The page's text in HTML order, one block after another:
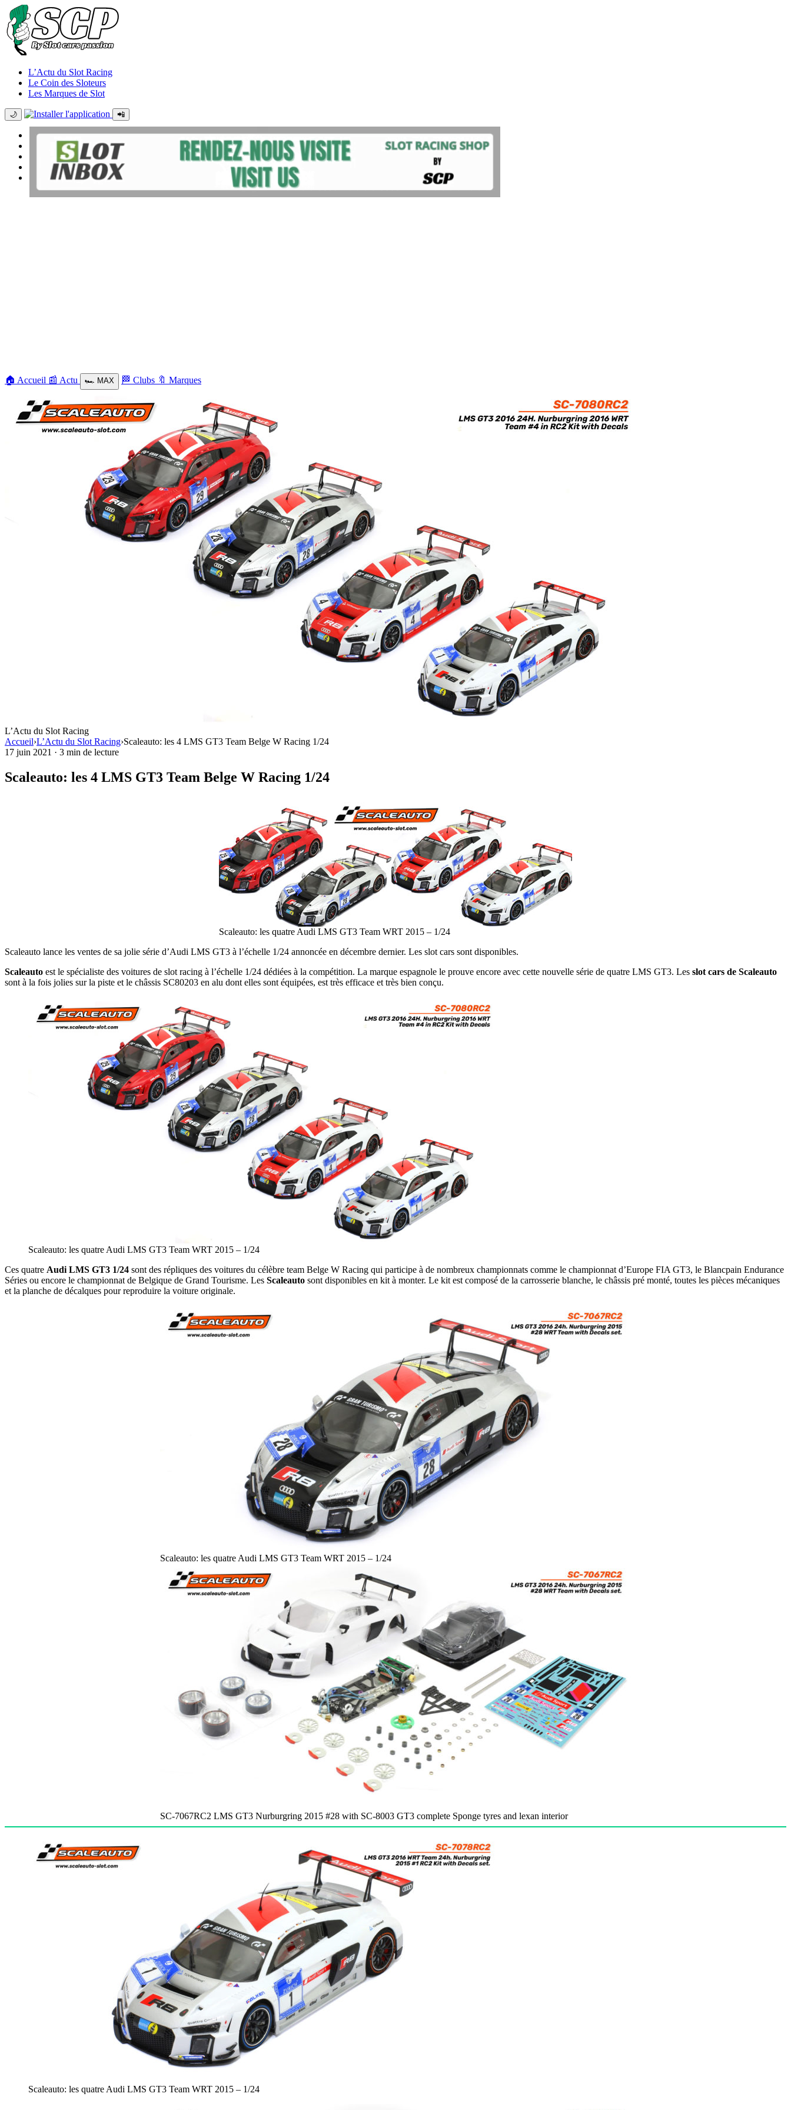
L’Actu du Slot Racing
Le Coin des Sloteurs
Les Marques de Slot
🌙 📲
🏠 Accueil 📰 Actu 🏎️ MAX 🏁 Clubs 🔖 Marques
L’Actu du Slot Racing
Accueil›L’Actu du Slot Racing›Scaleauto: les 4 LMS GT3 Team Belge W Racing 1/24
17 juin 2021 · 3 min de lecture
Scaleauto: les 4 LMS GT3 Team Belge W Racing 1/24
Scaleauto: les quatre Audi LMS GT3 Team WRT 2015 – 1/24
Scaleauto lance les ventes de sa jolie série d’Audi LMS GT3 à l’échelle 1/24 annoncée en décembre dernier. Les slot cars sont disponibles.
Scaleauto est le spécialiste des voitures de slot racing à l’échelle 1/24 dédiées à la compétition. La marque espagnole le prouve encore avec cette nouvelle série de quatre LMS GT3. Les slot cars de Scaleauto
sont à la fois jolies sur la piste et le châssis SC80203 en alu dont elles sont équipées, est très efficace et très bien conçu.
Scaleauto: les quatre Audi LMS GT3 Team WRT 2015 – 1/24
Ces quatre Audi LMS GT3 1/24 sont des répliques des voitures du célèbre team Belge W Racing qui participe à de nombreux championnats comme le championnat d’Europe FIA GT3, le Blancpain Endurance
Séries ou encore le championnat de Belgique de Grand Tourisme. Les Scaleauto sont disponibles en kit à monter. Le kit est composé de la carrosserie blanche, le châssis pré monté, toutes les pièces mécaniques
et la planche de décalques pour reproduire la voiture originale.
Scaleauto: les quatre Audi LMS GT3 Team WRT 2015 – 1/24
SC-7067RC2 LMS GT3 Nurburgring 2015 #28 with SC-8003 GT3 complete Sponge tyres and lexan interior
Scaleauto: les quatre Audi LMS GT3 Team WRT 2015 – 1/24